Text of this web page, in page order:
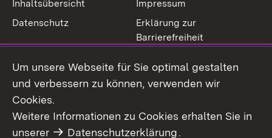
Inhaltsübersicht
Impressum
Datenschutz
Erklärung zur
Barrierefreiheit
Um unsere Webseite für Sie optimal gestalten
und verbessern zu können, verwenden wir
Cookies.
Weitere Informationen zu Cookies erhalten Sie in
unserer
Datenschutzerklärung.